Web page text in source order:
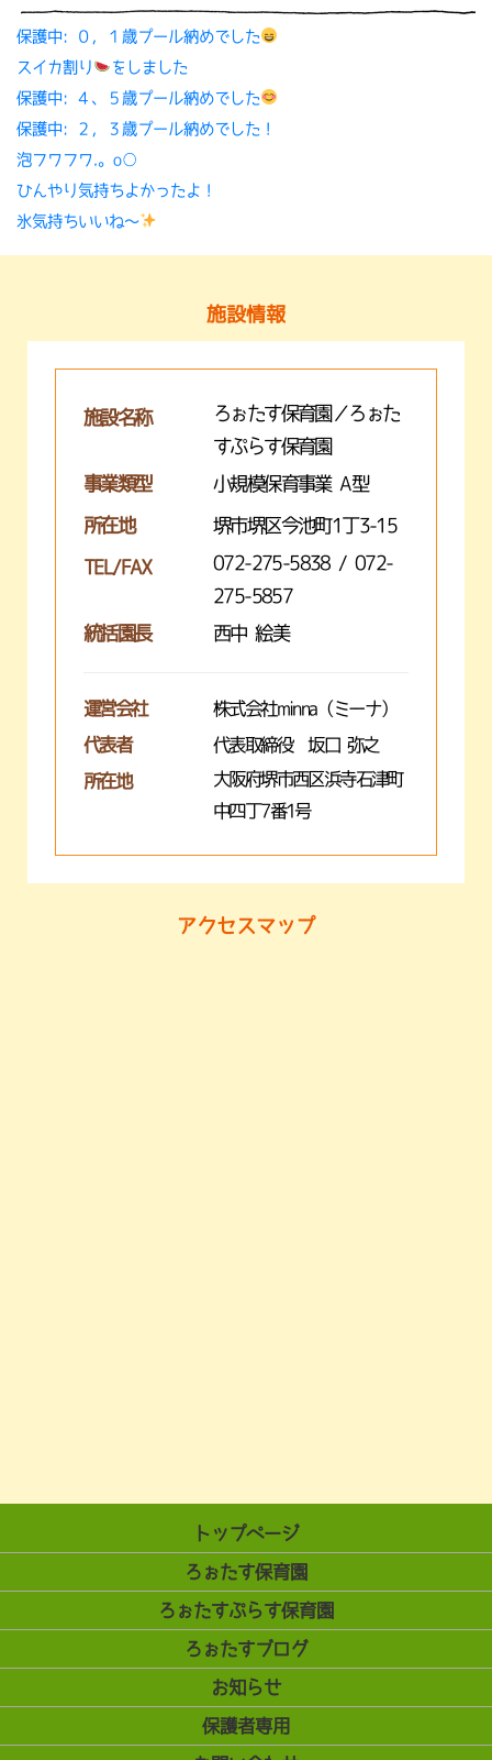
保護中: ０，１歳プール納めでした
スイカ割り
をしました
保護中: ４、５歳プール納めでした
保護中: ２，３歳プール納めでした！
泡フワフワ.。o○
ひんやり気持ちよかったよ！
氷気持ちいいね〜
施設情報
施設名称
ろぉたす保育園／ろぉた
すぷらす保育園
事業類型
小規模保育事業 A型
所在地 堺市堺区今池町1丁3-15
TEL/FAX
072-275-5838 / 072-
275-5857
統括園長
西中 絵美
運営会社 株式会社minna（ミーナ）
代表者 代表取締役 坂口 弥之
所在地
大阪府堺市西区浜寺石津町
中四丁7番1号
アクセスマップ
トップページ
ろぉたす保育園
ろぉたすぷらす保育園
ろぉたすブログ
お知らせ
保護者専用